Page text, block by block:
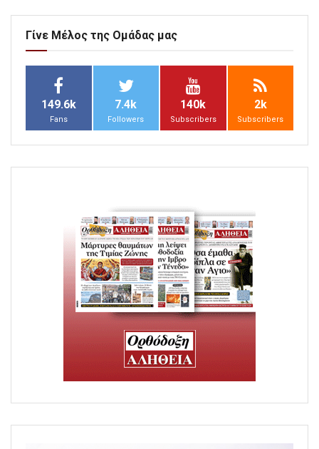
Γίνε Μέλος της Ομάδας μας
149.6k
Fans
7.4k
Followers
140k
Subscribers
2k
Subscribers